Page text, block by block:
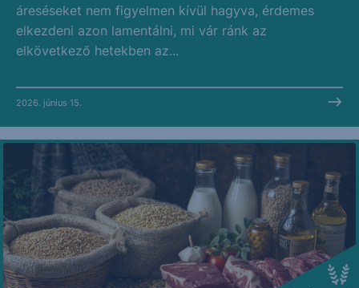
áreséseket nem figyelmen kívül hagyva, érdemes
elkezdeni azon lamentálni, mi vár ránk az
elkövetkező hetekben az...
2026. június 15.